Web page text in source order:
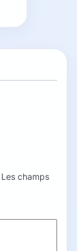
Les champs